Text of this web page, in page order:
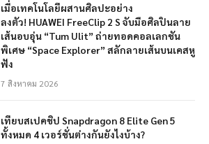
เมื่อเทคโนโลยีผสานศิลปะอย่าง
ลงตัว! HUAWEI FreeClip 2 S จับมือศิลปินลาย
เส้นอบอุ่น “Tum Ulit” ถ่ายทอดคอลเลกชัน
พิเศษ “Space Explorer” สลักลายเส้นบนเคสหู
ฟัง
7 สิงหาคม 2026
เทียบสเปคชิป Snapdragon 8 Elite Gen 5
ทั้งหมด 4 เวอร์ชั่นต่างกันยังไงบ้าง?